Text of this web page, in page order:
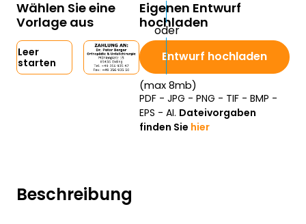
Beschreibung
Wählen Sie eine
Vorlage aus
Leer
starten
Eigenen Entwurf
hochladen
Entwurf hochladen
(max 8mb)
PDF - JPG - PNG - TIF - BMP -
EPS - AI. Dateivorgaben
finden Sie hier